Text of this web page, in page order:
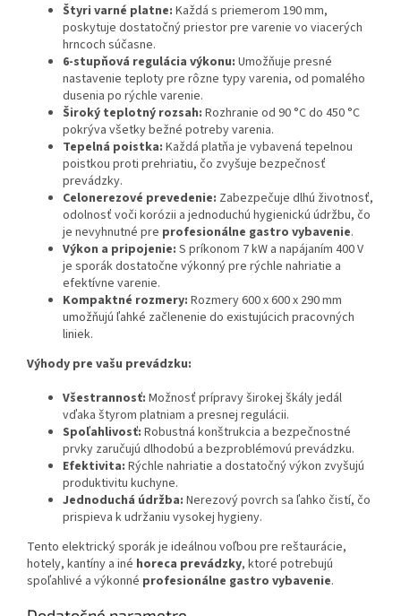
Štyri varné platne: Každá s priemerom 190 mm,
poskytuje dostatočný priestor pre varenie vo viacerých
hrncoch súčasne.
6-stupňová regulácia výkonu: Umožňuje presné
nastavenie teploty pre rôzne typy varenia, od pomalého
dusenia po rýchle varenie.
Široký teplotný rozsah: Rozhranie od 90 °C do 450 °C
pokrýva všetky bežné potreby varenia.
Tepelná poistka: Každá platňa je vybavená tepelnou
poistkou proti prehriatiu, čo zvyšuje bezpečnosť
prevádzky.
Celonerezové prevedenie: Zabezpečuje dlhú životnosť,
odolnosť voči korózii a jednoduchú hygienickú údržbu, čo
je nevyhnutné pre profesionálne gastro vybavenie.
Výkon a pripojenie: S príkonom 7 kW a napájaním 400 V
je sporák dostatočne výkonný pre rýchle nahriatie a
efektívne varenie.
Kompaktné rozmery: Rozmery 600 x 600 x 290 mm
umožňujú ľahké začlenenie do existujúcich pracovných
liniek.
Výhody pre vašu prevádzku:
Všestrannosť: Možnosť prípravy širokej škály jedál
vďaka štyrom platniam a presnej regulácii.
Spoľahlivosť: Robustná konštrukcia a bezpečnostné
prvky zaručujú dlhodobú a bezproblémovú prevádzku.
Efektivita: Rýchle nahriatie a dostatočný výkon zvyšujú
produktivitu kuchyne.
Jednoduchá údržba: Nerezový povrch sa ľahko čistí, čo
prispieva k udržaniu vysokej hygieny.
Tento elektrický sporák je ideálnou voľbou pre reštaurácie,
hotely, kantíny a iné horeca prevádzky, ktoré potrebujú
spoľahlivé a výkonné profesionálne gastro vybavenie.